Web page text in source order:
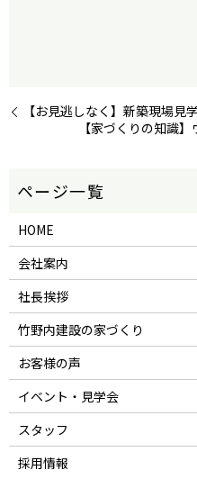
【お見逃しなく】新築現場見
【家づくりの知識
HOME
会社案内
社長挨拶
竹野内建設の家づくり
お客様の声
イベント・見学会
スタッフ
採用情報